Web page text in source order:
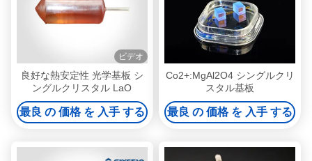
ビデオ
良好な熱安定性 光学基板 シ
ングルクリスタル LaO
最良 の 価格 を 入手 する
Co2+:MgAl2O4 シングルクリ
スタル基板
最良 の 価格 を 入手 する